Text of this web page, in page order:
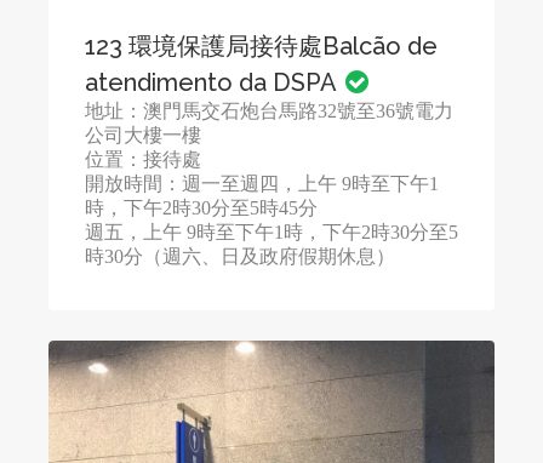
123 環境保護局接待處Balcão de
atendimento da DSPA
地址：澳門馬交石炮台馬路32號至36號電力
公司大樓一樓
位置：接待處
開放時間：週一至週四，上午 9時至下午1
時，下午2時30分至5時45分
週五，上午 9時至下午1時，下午2時30分至5
時30分（週六、日及政府假期休息）